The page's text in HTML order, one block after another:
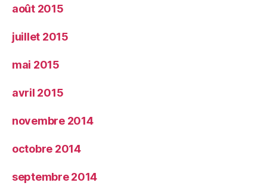
août 2015
juillet 2015
mai 2015
avril 2015
novembre 2014
octobre 2014
septembre 2014